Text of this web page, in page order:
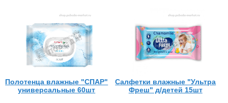
Полотенца влажные "СПАР"
универсальные 60шт
Салфетки влажные "Ультра
Фреш" д/детей 15шт